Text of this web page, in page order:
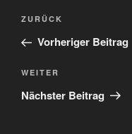
Beitragsnavigation
Vorheriger
Beitrag
ZURÜCK
Vorheriger Beitrag
Nächster
Beitrag
WEITER
Nächster Beitrag